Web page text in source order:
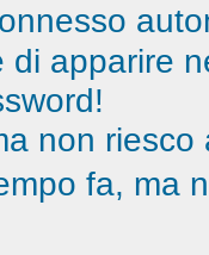
di apparire
non riesco
fa, ma